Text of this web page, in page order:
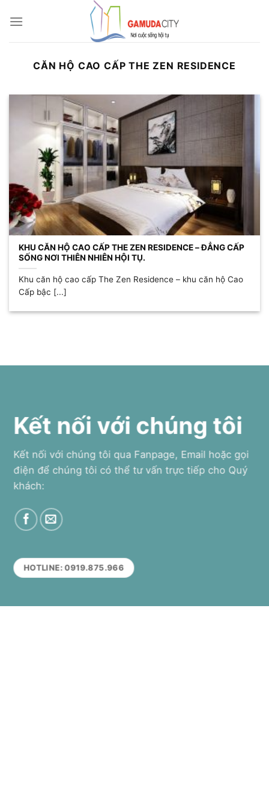
qua
CĂN HỘ CAO CẤP THE ZEN RESIDENCE
KHU CĂN HỘ CAO CẤP THE ZEN RESIDENCE – ĐẲNG CẤP
SỐNG NƠI THIÊN NHIÊN HỘI TỤ.
Khu căn hộ cao cấp The Zen Residence – khu căn hộ Cao
Cấp bậc [...]
Kết nối với chúng tôi
Kết nối với chúng tôi qua Fanpage, Email hoặc gọi
điện để chúng tôi có thể tư vấn trực tiếp cho Quý
khách:
HOTLINE: 0919.875.966